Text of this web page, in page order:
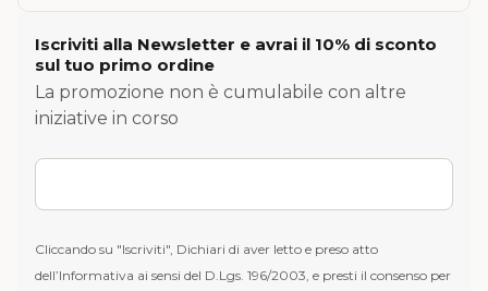
Iscriviti alla Newsletter e avrai il 10% di sconto
sul tuo primo ordine
La promozione non è cumulabile con altre
iniziative in corso
Cliccando su "Iscriviti", Dichiari di aver letto e preso atto
dell’Informativa ai sensi del D.Lgs. 196/2003, e presti il consenso per